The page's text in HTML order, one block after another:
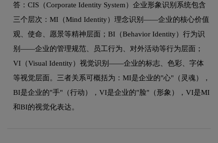
答：CIS（Corporate Identity System）企业形象识别系统包含
三个层次：MI（Mind Identity）理念识别——企业的核心价值
观、使命、愿景等精神层面；BI（Behavior Identity）行为识
别——企业的管理规范、员工行为、对外活动等行为层面；
VI（Visual Identity）视觉识别——企业的标志、色彩、字体
等视觉层面。三者关系可概括为：MI是企业的"心"（灵魂），
BI是企业的"手"（行动），VI是企业的"脸"（形象），VI是MI
和BI的视觉化表达。